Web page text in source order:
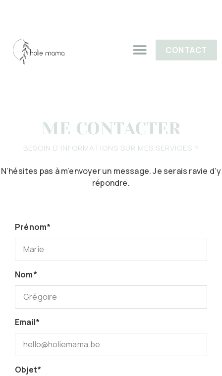
CONTACT
ME CONTACTER
BESOIN D’INFORMATIONS SUR MES SERVICES ?
N’hésites pas à m’envoyer un message. Je serais ravie d’y
répondre.
Prénom*
Nom*
Email*
Objet*